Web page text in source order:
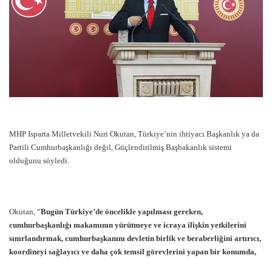
MHP Isparta Milletvekili Nuri Okutan, Türkiye’nin ihtiyacı Başkanlık ya da
Partili Cumhurbaşkanlığı değil, Güçlendirilmiş Başbakanlık sistemi
olduğunu söyledi.
Okutan, “Bugün Türkiye’de öncelikle yapılması gereken,
cumhurbaşkanlığı makamının yürütmeye ve icraya ilişkin yetkilerini
sınırlandırmak, cumhurbaşkanını devletin birlik ve beraberliğini artırıcı,
koordineyi sağlayıcı ve daha çok temsil görevlerini yapan bir konumda,